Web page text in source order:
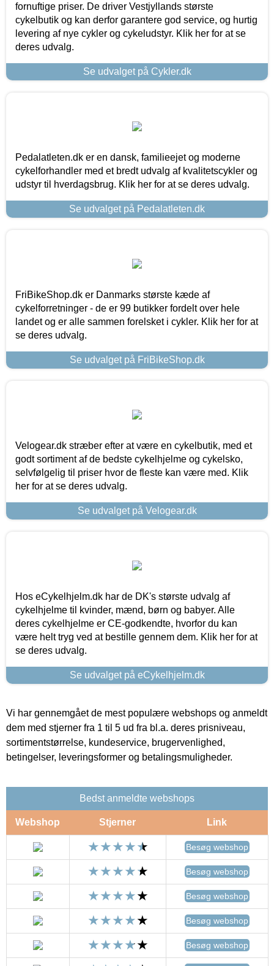
fornuftige priser. De driver Vestjyllands største
cykelbutik og kan derfor garantere god service, og hurtig
levering af nye cykler og cykeludstyr. Klik her for at se
deres udvalg.
Se udvalget på Cykler.dk
Pedalatleten.dk er en dansk, familieejet og moderne
cykelforhandler med et bredt udvalg af kvalitetscykler og
udstyr til hverdagsbrug. Klik her for at se deres udvalg.
Se udvalget på Pedalatleten.dk
FriBikeShop.dk er Danmarks største kæde af
cykelforretninger - de er 99 butikker fordelt over hele
landet og er alle sammen forelsket i cykler. Klik her for at
se deres udvalg.
Se udvalget på FriBikeShop.dk
Velogear.dk stræber efter at være en cykelbutik, med et
godt sortiment af de bedste cykelhjelme og cykelsko,
selvfølgelig til priser hvor de fleste kan være med. Klik
her for at se deres udvalg.
Se udvalget på Velogear.dk
Hos eCykelhjelm.dk har de DK's største udvalg af
cykelhjelme til kvinder, mænd, børn og babyer. Alle
deres cykelhjelme er CE-godkendte, hvorfor du kan
være helt tryg ved at bestille gennem dem. Klik her for at
se deres udvalg.
Se udvalget på eCykelhjelm.dk
Vi har gennemgået de mest populære webshops og anmeldt
dem med stjerner fra 1 til 5 ud fra bl.a. deres prisniveau,
sortimentstørrelse, kundeservice, brugervenlighed,
betingelser, leveringsformer og betalingsmuligheder.
Bedst anmeldte webshops
Webshop Stjerner Link
Besøg webshop
Besøg webshop
Besøg webshop
Besøg webshop
Besøg webshop